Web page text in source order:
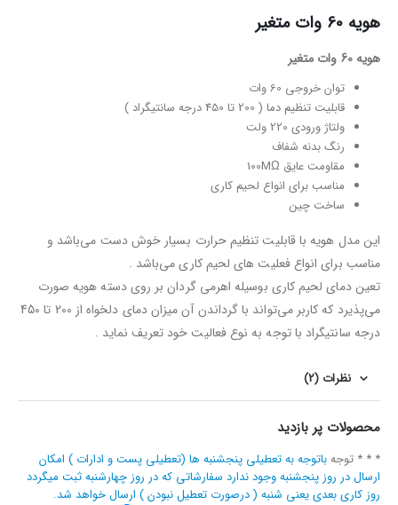
هویه 60 وات متغیر
هویه 60 وات متغیر
توان خروجی 60 وات
قابلیت تنظیم دما ( 200 تا 450 درجه سانتیگراد )
ولتاژ ورودی 220 ولت
رنگ بدنه شفاف
مقاومت عایق 100MΩ
مناسب برای انواع لحیم کاری
ساخت چین
این مدل هویه با قابلیت تنظیم حرارت بسیار خوش دست می‌باشد و
مناسب برای انواع فعلیت های لحیم کاری می‌باشد .
تعین دمای لحیم کاری بوسیله اهرمی گردان بر روی دسته هویه صورت
می‌پذیرد که کاربر می‌تواند با گرداندن آن میزان دمای دلخواه از 200 تا 450
درجه سانتیگراد با توجه به نوع فعالیت خود تعریف نماید .
نظرات (2)
محصولات پر بازدید
* * * توجهباتوجه به تعطیلی پنجشنبه ها (تعطیلی پست و ادارات ) امکان
ارسال در روز پنجشنبه وجود ندارد سفارشاتی که در روز چهارشنبه ثبت میگردد
روز کاری بعدی یعنی شنبه ( درصورت تعطیل نبودن ) ارسال خواهد شد.